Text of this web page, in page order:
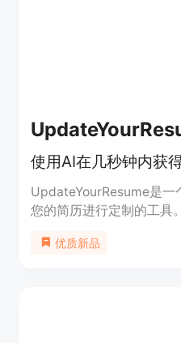
UpdateYourResume是一
您的简历进行定制的工具
优质新品